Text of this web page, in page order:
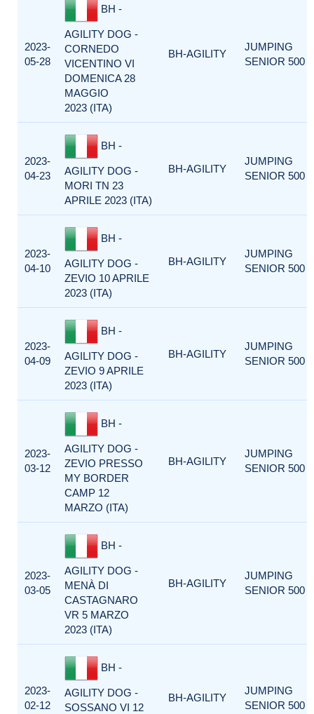
2023-
05-28
BH -
AGILITY DOG -
CORNEDO
VICENTINO VI
DOMENICA 28
MAGGIO
2023 (ITA)
BH-AGILITY
JUMPING
SENIOR 500
2023-
04-23
BH -
AGILITY DOG -
MORI TN 23
APRILE 2023 (ITA)
BH-AGILITY
JUMPING
SENIOR 500
2023-
04-10
BH -
AGILITY DOG -
ZEVIO 10 APRILE
2023 (ITA)
BH-AGILITY
JUMPING
SENIOR 500
2023-
04-09
BH -
AGILITY DOG -
ZEVIO 9 APRILE
2023 (ITA)
BH-AGILITY
JUMPING
SENIOR 500
2023-
03-12
BH -
AGILITY DOG -
ZEVIO PRESSO
MY BORDER
CAMP 12
MARZO (ITA)
BH-AGILITY
JUMPING
SENIOR 500
2023-
03-05
BH -
AGILITY DOG -
MENÀ DI
CASTAGNARO
VR 5 MARZO
2023 (ITA)
BH-AGILITY
JUMPING
SENIOR 500
2023-
02-12
BH -
AGILITY DOG -
SOSSANO VI 12
BH-AGILITY
JUMPING
SENIOR 500